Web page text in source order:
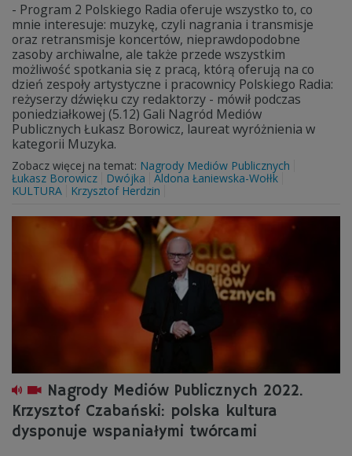
- Program 2 Polskiego Radia oferuje wszystko to, co
mnie interesuje: muzykę, czyli nagrania i transmisje
oraz retransmisje koncertów, nieprawdopodobne
zasoby archiwalne, ale także przede wszystkim
możliwość spotkania się z pracą, którą oferują na co
dzień zespoły artystyczne i pracownicy Polskiego Radia:
reżyserzy dźwięku czy redaktorzy - mówił podczas
poniedziałkowej (5.12) Gali Nagród Mediów
Publicznych Łukasz Borowicz, laureat wyróżnienia w
kategorii Muzyka.
Zobacz więcej na temat: Nagrody Mediów Publicznych
Łukasz Borowicz
Dwójka
Aldona Łaniewska-Wołłk
KULTURA
Krzysztof Herdzin
Nagrody Mediów Publicznych 2022.
Krzysztof Czabański: polska kultura
dysponuje wspaniałymi twórcami